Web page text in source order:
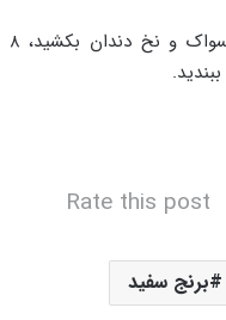
Rate this post
برنج سفید